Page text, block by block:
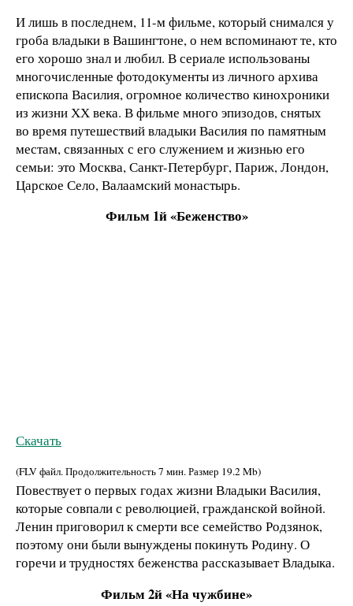
И лишь в последнем, 11-м фильме, который снимался у
гроба владыки в Вашингтоне, о нем вспоминают те, кто
его хорошо знал и любил. В сериале использованы
многочисленные фотодокументы из личного архива
епископа Василия, огромное количество кинохроники
из жизни ХХ века. В фильме много эпизодов, снятых
во время путешествий владыки Василия по памятным
местам, связанных с его служением и жизнью его
семьи: это Москва, Санкт-Петербург, Париж, Лондон,
Царское Село, Валаамский монастырь.
Фильм 1й «Беженство»
Скачать
(FLV файл. Продолжительность7 мин.Размер 19.2 Mb)
Повествует о первых годах жизни Владыки Василия,
которые совпали с революцией, гражданской войной.
Ленин приговорил к смерти все семейство Родзянок,
поэтому они были вынуждены покинуть Родину. О
горечи и трудностях беженства рассказывает Владыка.
Фильм 2й «На чужбине»